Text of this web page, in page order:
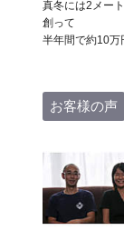
真冬には2メー
創って
半年間で約10万
お客様の声